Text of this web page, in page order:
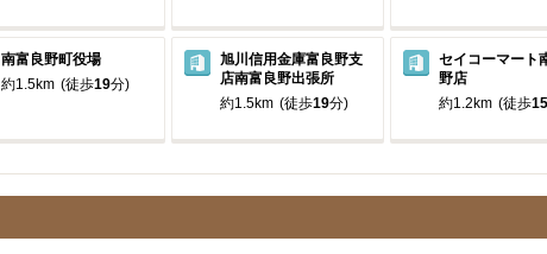
南富良野町役場
約1.5km (徒歩19分)
旭川信用金庫富良野支
店南富良野出張所
約1.5km (徒歩19分)
セイコーマート
野店
約1.2km (徒歩15